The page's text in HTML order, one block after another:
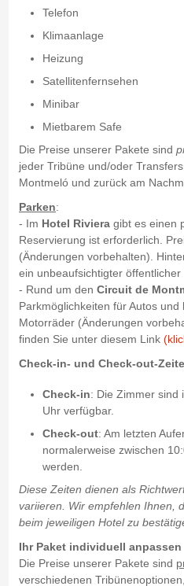
Telefon
Klimaanlage
Heizung
Satellitenfernsehen
Minibar
Mietbarem Safe
Die Preise unserer Pakete sind
jeder Tribüne und/oder
Montmeló und zurück am
Parken:
- Im Hotel Rivieragibt es einen
Reservierung ist erforderlich.
(Änderungen vorbehalten).
ein unbeaufsichtigter öffentlicher
- Rund um den Circuit de
Parkmöglichkeiten für Autos
Motorräder (Änderungen
finden Sie unter diesem Link
Check-in- und Check-out-
Check-in: Die Zimmer sind
Uhr verfügbar.
Check-out: Am letzten
normalerweise zwischen
werden.
Diese Zeiten dienen als
variieren. Wir empfehlen Ihnen,
beim jeweiligen Hotel zu
Ihr Paket individuell anpassen
Die Preise unserer Pakete sind
verschiedenen